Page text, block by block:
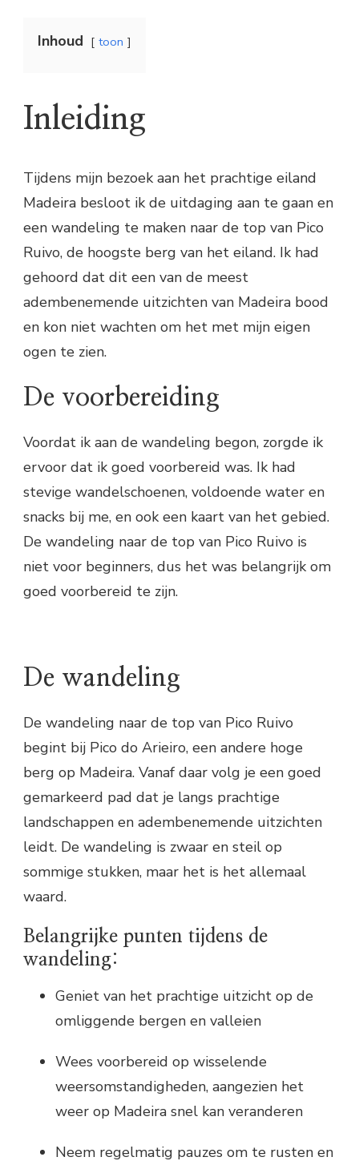
Inhoud toon
Inleiding
Tijdens mijn bezoek aan het prachtige eiland
Madeira besloot ik de uitdaging aan te gaan en
een wandeling te maken naar de top van Pico
Ruivo, de hoogste berg van het eiland. Ik had
gehoord dat dit een van de meest
adembenemende uitzichten van Madeira bood
en kon niet wachten om het met mijn eigen
ogen te zien.
De voorbereiding
Voordat ik aan de wandeling begon, zorgde ik
ervoor dat ik goed voorbereid was. Ik had
stevige wandelschoenen, voldoende water en
snacks bij me, en ook een kaart van het gebied.
De wandeling naar de top van Pico Ruivo is
niet voor beginners, dus het was belangrijk om
goed voorbereid te zijn.
De wandeling
De wandeling naar de top van Pico Ruivo
begint bij Pico do Arieiro, een andere hoge
berg op Madeira. Vanaf daar volg je een goed
gemarkeerd pad dat je langs prachtige
landschappen en adembenemende uitzichten
leidt. De wandeling is zwaar en steil op
sommige stukken, maar het is het allemaal
waard.
Belangrijke punten tijdens de
wandeling:
Geniet van het prachtige uitzicht op de
omliggende bergen en valleien
Wees voorbereid op wisselende
weersomstandigheden, aangezien het
weer op Madeira snel kan veranderen
Neem regelmatig pauzes om te rusten en